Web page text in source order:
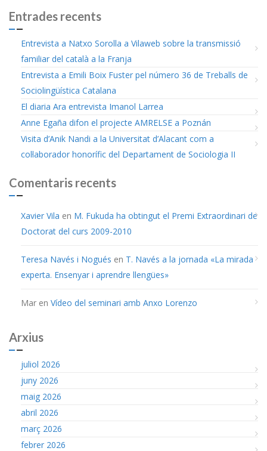
Entrades recents
Entrevista a Natxo Sorolla a Vilaweb sobre la transmissió
familiar del català a la Franja
Entrevista a Emili Boix Fuster pel número 36 de Treballs de
Sociolingüística Catalana
El diaria Ara entrevista Imanol Larrea
Anne Egaña difon el projecte AMRELSE a Poznán
Visita d’Anik Nandi a la Universitat d’Alacant com a
col·laborador honorífic del Departament de Sociologia II
Comentaris recents
Xavier Vila en M. Fukuda ha obtingut el Premi Extraordinari de
Doctorat del curs 2009-2010
Teresa Navés i Nogués en T. Navés a la jornada «La mirada
experta. Ensenyar i aprendre llengües»
Mar en Vídeo del seminari amb Anxo Lorenzo
Arxius
juliol 2026
juny 2026
maig 2026
abril 2026
març 2026
febrer 2026